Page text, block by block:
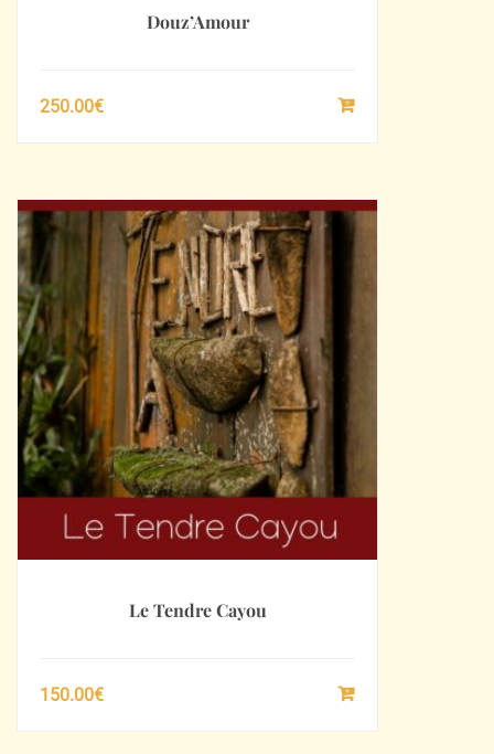
Douz’Amour
250.00€
SÉLECTIONNEZ
Le Tendre Cayou
150.00€
SÉLECTIONNEZ